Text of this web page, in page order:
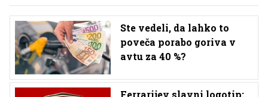
Ste vedeli, da lahko to
poveča porabo goriva v
avtu za 40 %?